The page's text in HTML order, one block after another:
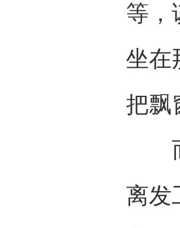
等，
坐在
把飘
而
离发